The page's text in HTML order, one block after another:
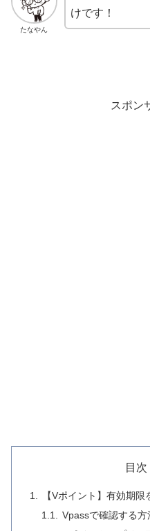
たなやん
けです！
スポン
目次
【Vポイント】有効期
Vpassで確認する方